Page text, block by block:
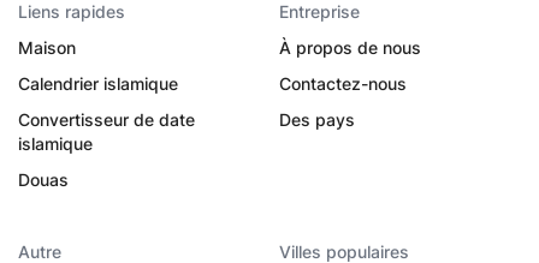
Liens rapides
Maison
Calendrier islamique
Convertisseur de date
islamique
Douas
Entreprise
À propos de nous
Contactez-nous
Des pays
Autre
Villes populaires